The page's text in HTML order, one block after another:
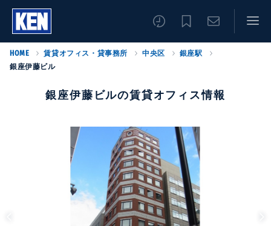
HOME 賃貸オフィス・貸事務所 中央区
銀座駅
銀座伊藤ビル
銀座伊藤ビルの賃貸オフィス情報